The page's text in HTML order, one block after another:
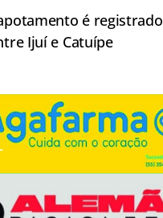
é registrado
Ijuí e Catuípe